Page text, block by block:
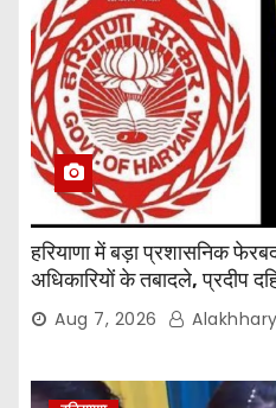
हरियाणा में बड़ा प्रशासनिक
अधिकारियों के तबादले, प्रदीप
वापसीAug 7, 2026